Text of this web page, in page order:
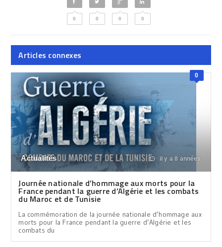
0 0 0 0
Articles connexes
0
Actualités il y a 8 années
Journée nationale d’hommage aux morts pour la
France pendant la guerre d’Algérie et les combats
du Maroc et de Tunisie
La commémoration de la journée nationale d’hommage aux
morts pour la France pendant la guerre d’Algérie et les
combats du